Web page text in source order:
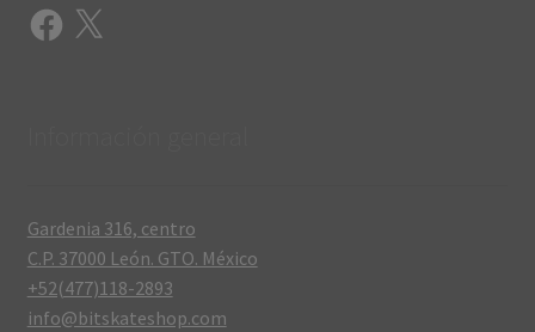
Facebook
X
Gardenia 316, centro
C.P. 37000 León. GTO. México
+52(477)118-2893
info@bitskateshop.com